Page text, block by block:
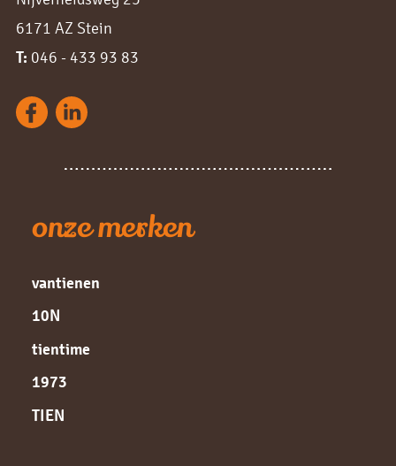
6171 AZ Stein
T: 046 - 433 93 83
onze merken
vantienen
10N
tientime
1973
TIEN